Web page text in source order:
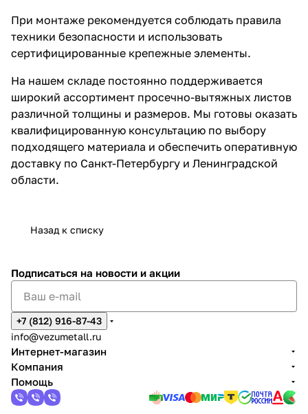
При монтаже рекомендуется соблюдать правила
техники безопасности и использовать
сертифицированные крепежные элементы.
На нашем складе постоянно поддерживается
широкий ассортимент просечно-вытяжных листов
различной толщины и размеров. Мы готовы оказать
квалифицированную консультацию по выбору
подходящего материала и обеспечить оперативную
доставку по Санкт-Петербургу и Ленинградской
области.
Назад к списку
Подписаться на новости и акции
+7 (812) 916-87-43
info@vezumetall.ru
Интернет-магазин
Компания
Помощь